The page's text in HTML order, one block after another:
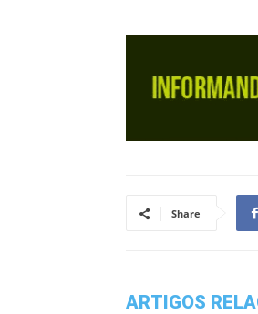
Share
ARTIGOS